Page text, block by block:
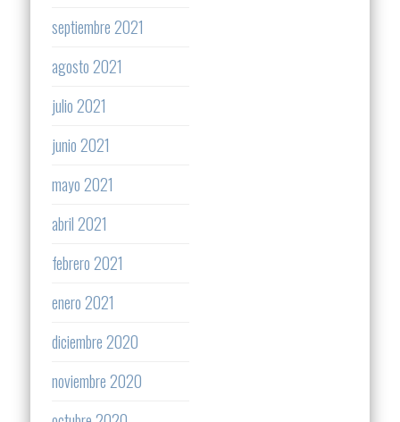
septiembre 2021
agosto 2021
julio 2021
junio 2021
mayo 2021
abril 2021
febrero 2021
enero 2021
diciembre 2020
noviembre 2020